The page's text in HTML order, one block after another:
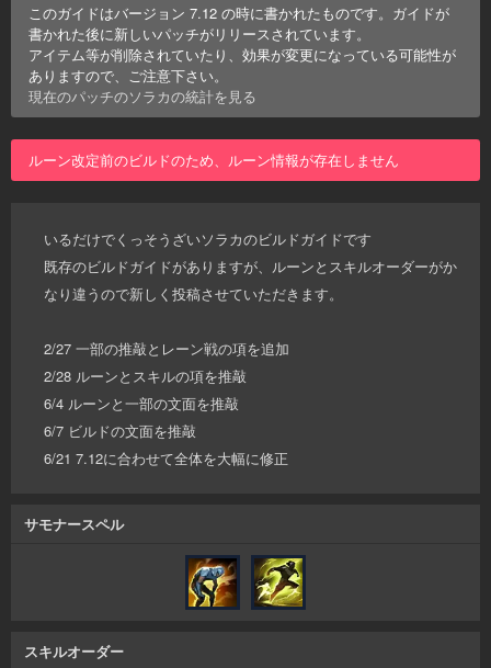
このガイドはバージョン7.12 の時に書かれたものです。ガイドが
書かれた後に新しいパッチがリリースされています。
アイテム等が削除されていたり、効果が変更になっている可能性が
ありますので、ご注意下さい。
現在のパッチのソラカの統計を見る
ルーン改定前のビルドのため、ルーン情報が存在しません
いるだけでくっそうざいソラカのビルドガイドです
既存のビルドガイドがありますが、ルーンとスキルオーダーがか
なり違うので新しく投稿させていただきます。
2/27 一部の推敲とレーン戦の項を追加
2/28 ルーンとスキルの項を推敲
6/4 ルーンと一部の文面を推敲
6/7 ビルドの文面を推敲
6/21 7.12に合わせて全体を大幅に修正
サモナースペル
スキルオーダー